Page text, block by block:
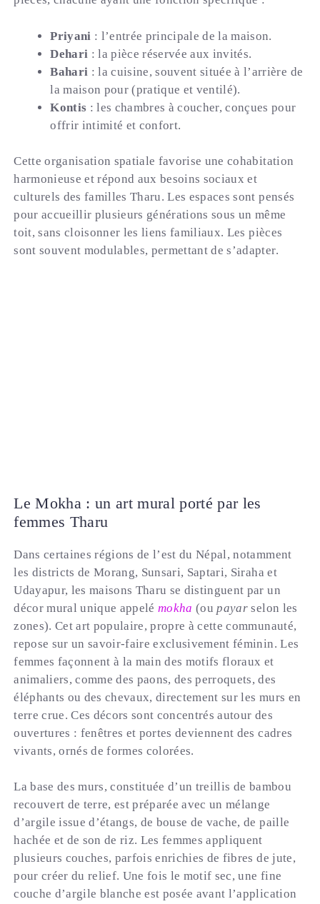
Priyani : l’entrée principale de la maison.
Dehari : la pièce réservée aux invités.
Bahari : la cuisine, souvent située à l’arrière de
la maison pour (pratique et ventilé).
Kontis : les chambres à coucher, conçues pour
offrir intimité et confort.
Cette organisation spatiale favorise une cohabitation
harmonieuse et répond aux besoins sociaux et
culturels des familles Tharu. Les espaces sont pensés
pour accueillir plusieurs générations sous un même
toit, sans cloisonner les liens familiaux. Les pièces
sont souvent modulables, permettant de s’adapter.
Le Mokha : un art mural porté par les
femmes Tharu
Dans certaines régions de l’est du Népal, notamment
les districts de Morang, Sunsari, Saptari, Siraha et
Udayapur, les maisons Tharu se distinguent par un
décor mural unique appelémokha (oupayar selon les
zones). Cet art populaire, propre à cette communauté,
repose sur un savoir-faire exclusivement féminin. Les
femmes façonnent à la main des motifs floraux et
animaliers, comme des paons, des perroquets, des
éléphants ou des chevaux, directement sur les murs en
terre crue. Ces décors sont concentrés autour des
ouvertures : fenêtres et portes deviennent des cadres
vivants, ornés de formes colorées.
La base des murs, constituée d’un treillis de bambou
recouvert de terre, est préparée avec un mélange
d’argile issue d’étangs, de bouse de vache, de paille
hachée et de son de riz. Les femmes appliquent
plusieurs couches, parfois enrichies de fibres de jute,
pour créer du relief. Une fois le motif sec, une fine
couche d’argile blanche est posée avant l’application